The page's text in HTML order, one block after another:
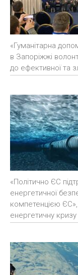
«Гуманітарна
в Запоріжжі
до ефективної та
«Політично ЄС
енергетичної
компетенцією ЄС»,
енергетичну кризу